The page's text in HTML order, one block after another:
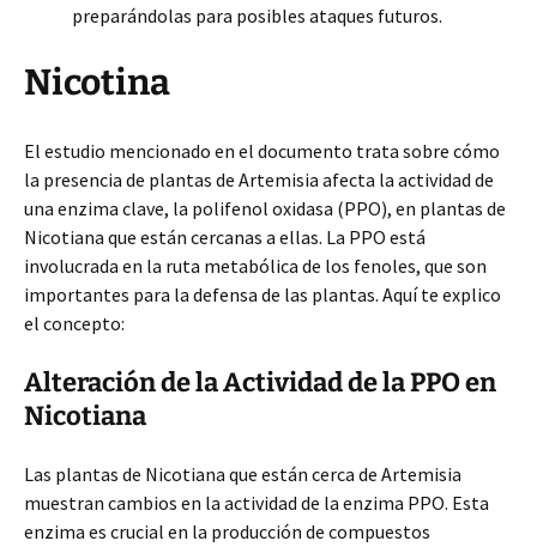
preparándolas para posibles ataques futuros.
Nicotina
El estudio mencionado en el documento trata sobre cómo
la presencia de plantas de Artemisia afecta la actividad de
una enzima clave, la polifenol oxidasa (PPO), en plantas de
Nicotiana que están cercanas a ellas. La PPO está
involucrada en la ruta metabólica de los fenoles, que son
importantes para la defensa de las plantas. Aquí te explico
el concepto:
Alteración de la Actividad de la PPO en
Nicotiana
Las plantas de Nicotiana que están cerca de Artemisia
muestran cambios en la actividad de la enzima PPO. Esta
enzima es crucial en la producción de compuestos